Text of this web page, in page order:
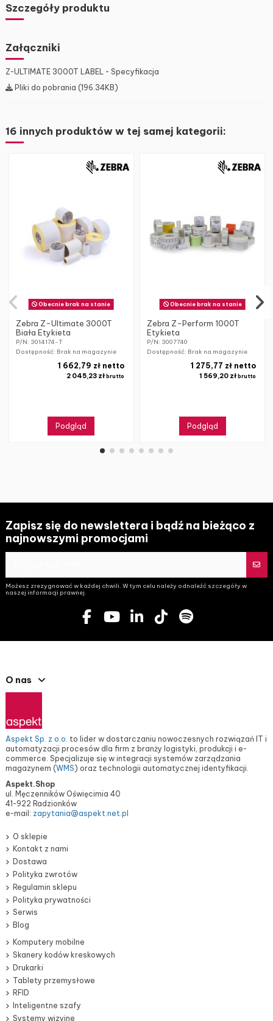
Szczegóły produktu
Załączniki
Z-ULTIMATE 3000T LABEL - Specyfikacja
Pliki do pobrania (196.34KB)
16 innych produktów w tej samej kategorii:
Obecnie brak na stanie
Zebra Z-Ultimate 3000T
Biała Etykieta
P/N: 3014174-T
Dostępność: Brak na magazynie
2 045,23 złbrutto
1 662,79 zł netto
Podgląd
Obecnie brak na stanie
Zebra Z-Perform 1000T
Etykieta
P/N: 3007740
Dostępność: Brak na magazynie
1 569,20 zł brutto
1 275,77 zł netto
Podgląd
Zapisz się do newslettera i bądź na bieżąco z
najnowszymi promocjami
Możesz zrezygnować w każdej chwili. W tym celu należy odnaleźć szczegóły w
naszej informacji prawnej.
O nas
Aspekt Sp. z o.o. to lider w dostarczaniu nowoczesnych rozwiązań IT i
automatyzacji procesów dla firm z branży logistyki, produkcji i e-
commerce. Specjalizuje się w integracji systemów zarządzania
magazynem (WMS) oraz technologii automatycznej identyfikacji.
Aspekt.Shop
ul. Męczenników Oświęcimia 40
41-922 Radzionków
e-mail: zapytania@aspekt.net.pl
O sklepie
Kontakt z nami
Dostawa
Polityka zwrotów
Regulamin sklepu
Polityka prywatności
Serwis
Blog
Komputery mobilne
Skanery kodów kreskowych
Drukarki
Tablety przemysłowe
RFID
Inteligentne szafy
Systemy wizyjne